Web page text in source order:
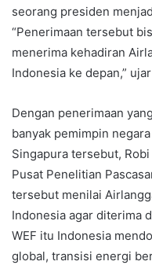
seorang presiden
“Penerimaan tersebut
menerima kehadiran
Indonesia ke depan,”
Dengan penerimaan
banyak pemimpin
Singapura tersebut,
Pusat Penelitian
tersebut menilai
Indonesia agar diterima
WEF itu Indonesia
global, transisi energi